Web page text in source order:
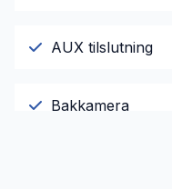
AUX tilslutning
Bakkamera